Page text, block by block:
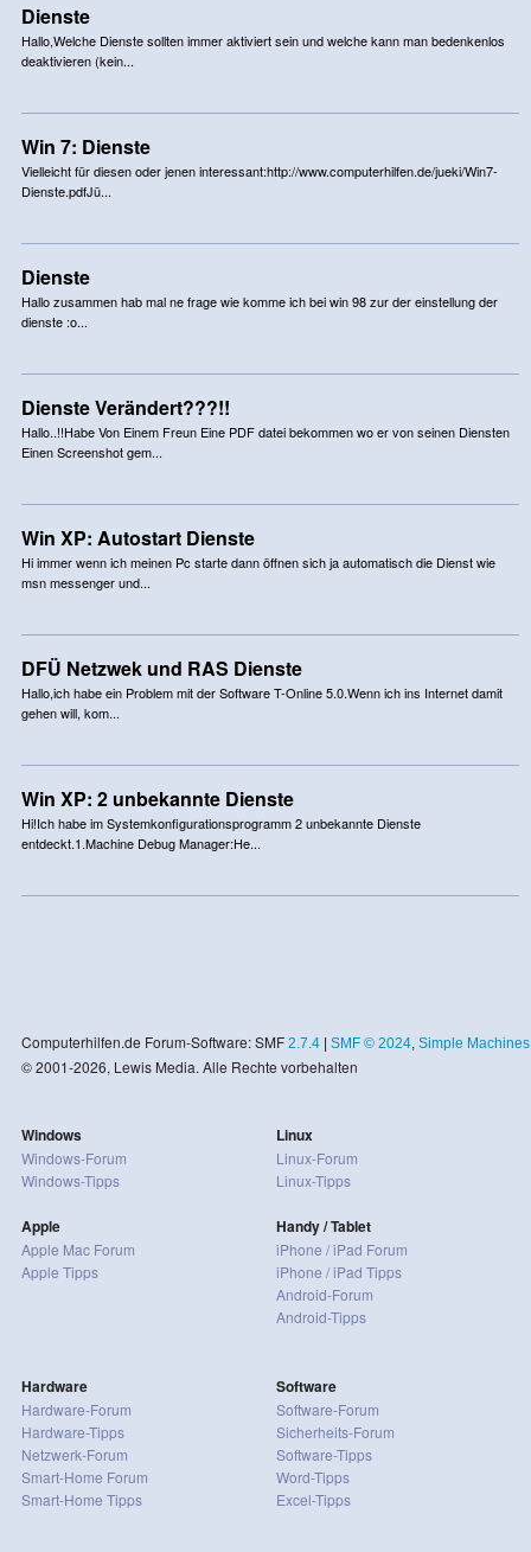
Dienste
Hallo,Welche Dienste sollten immer aktiviert sein und welche kann man bedenkenlos
deaktivieren (kein...
Win 7: Dienste
Vielleicht für diesen oder jenen interessant:http://www.computerhilfen.de/jueki/Win7-
Dienste.pdfJü...
Dienste
Hallo zusammen hab mal ne frage wie komme ich bei win 98 zur der einstellung der
dienste :o...
Dienste Verändert???!!
Hallo..!!Habe Von Einem Freun Eine PDF datei bekommen wo er von seinen Diensten
Einen Screenshot gem...
Win XP: Autostart Dienste
Hi immer wenn ich meinen Pc starte dann öffnen sich ja automatisch die Dienst wie
msn messenger und...
DFÜ Netzwek und RAS Dienste
Hallo,ich habe ein Problem mit der Software T-Online 5.0.Wenn ich ins Internet damit
gehen will, kom...
Win XP: 2 unbekannte Dienste
Hi!Ich habe im Systemkonfigurationsprogramm 2 unbekannte Dienste
entdeckt.1.Machine Debug Manager:He...
Computerhilfen.de Forum-Software: SMF 2.7.4| SMF © 2024, Simple Machines
© 2001-2026, Lewis Media. Alle Rechte vorbehalten
Windows
Windows-Forum
Windows-Tipps
Apple
Apple Mac Forum
Apple Tipps
Linux
Linux-Forum
Linux-Tipps
Handy / Tablet
iPhone / iPad Forum
iPhone / iPad Tipps
Android-Forum
Android-Tipps
Hardware
Hardware-Forum
Hardware-Tipps
Netzwerk-Forum
Smart-Home Forum
Smart-Home Tipps
Software
Software-Forum
Sicherheits-Forum
Software-Tipps
Word-Tipps
Excel-Tipps